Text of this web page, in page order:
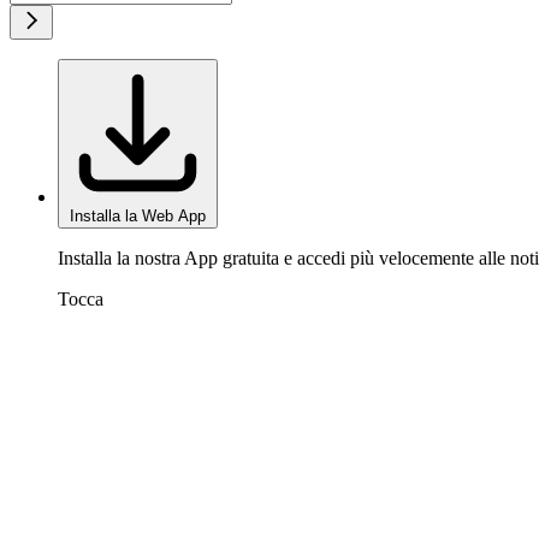
Installa la Web App
Installa la nostra App gratuita e accedi più velocemente alle
Tocca